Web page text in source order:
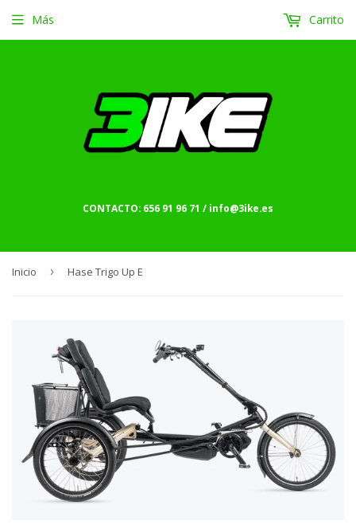
CONTACTO: 656 91 96 71 / info@3ike.es
Más Carrito
Inicio › Hase Trigo Up E